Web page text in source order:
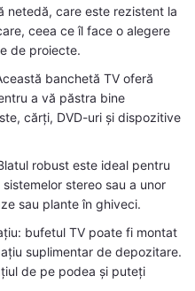
netedă, care este rezistent la
ceea ce îl face o alegere
de proiecte.
banchetă TV oferă
a vă păstra bine
cărți, DVD-uri și dispozitive
robust este ideal pentru
stereo sau a unor
sau plante în ghiveci.
bufetul TV poate fi montat
suplimentar de depozitare.
de pe podea și puteți